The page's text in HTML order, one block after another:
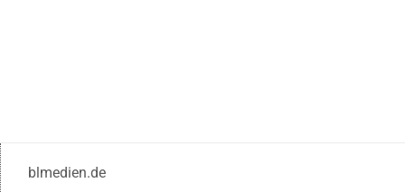
blmedien.de